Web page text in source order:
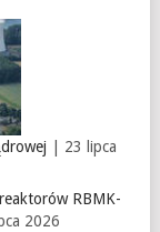
| 23 lipca
RBMK-
2026